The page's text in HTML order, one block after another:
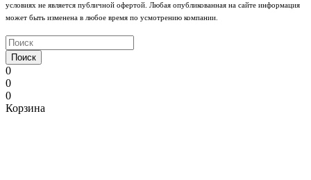
условиях не является публичной офертой. Любая опубликованная на сайте информация
может быть изменена в любое время по усмотрению компании.
Поиск
0
0
0
Корзина